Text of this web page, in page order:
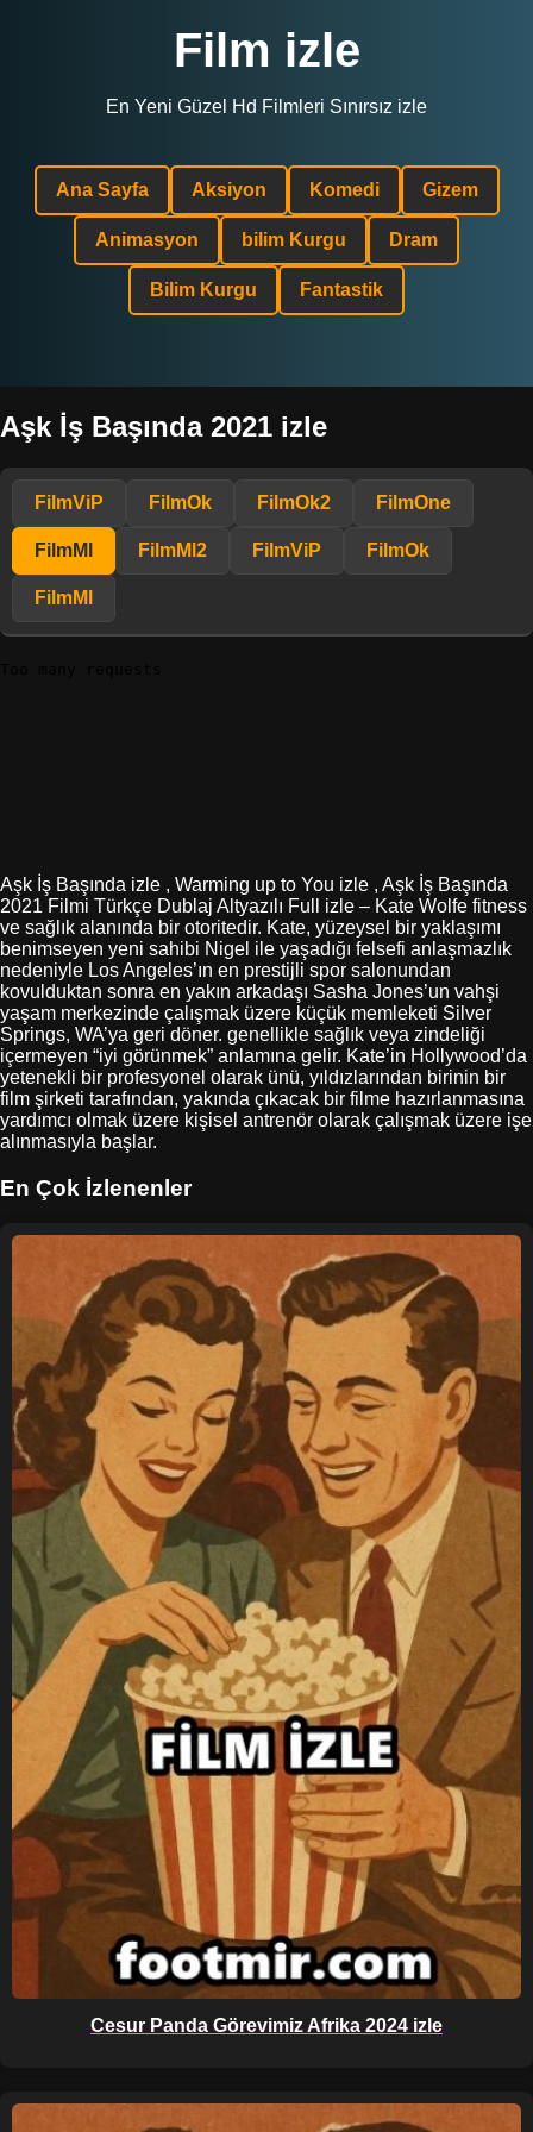
Film izle
En Yeni Güzel Hd Filmleri Sınırsız izle
Ana Sayfa Aksiyon Komedi Gizem
Animasyon bilim Kurgu Dram
Bilim Kurgu Fantastik
Aşk İş Başında 2021 izle
FilmViP FilmOk FilmOk2 FilmOne
FilmMl FilmMl2 FilmViP FilmOk
FilmMl
Aşk İş Başında izle , Warming up to You izle , Aşk İş Başında
2021 Filmi Türkçe Dublaj Altyazılı Full izle – Kate Wolfe fitness
ve sağlık alanında bir otoritedir. Kate, yüzeysel bir yaklaşımı
benimseyen yeni sahibi Nigel ile yaşadığı felsefi anlaşmazlık
nedeniyle Los Angeles’ın en prestijli spor salonundan
kovulduktan sonra en yakın arkadaşı Sasha Jones’un vahşi
yaşam merkezinde çalışmak üzere küçük memleketi Silver
Springs, WA’ya geri döner. genellikle sağlık veya zindeliği
içermeyen “iyi görünmek” anlamına gelir. Kate’in Hollywood’da
yetenekli bir profesyonel olarak ünü, yıldızlarından birinin bir
film şirketi tarafından, yakında çıkacak bir filme hazırlanmasına
yardımcı olmak üzere kişisel antrenör olarak çalışmak üzere işe
alınmasıyla başlar.
En Çok İzlenenler
Cesur Panda Görevimiz Afrika 2024 izle